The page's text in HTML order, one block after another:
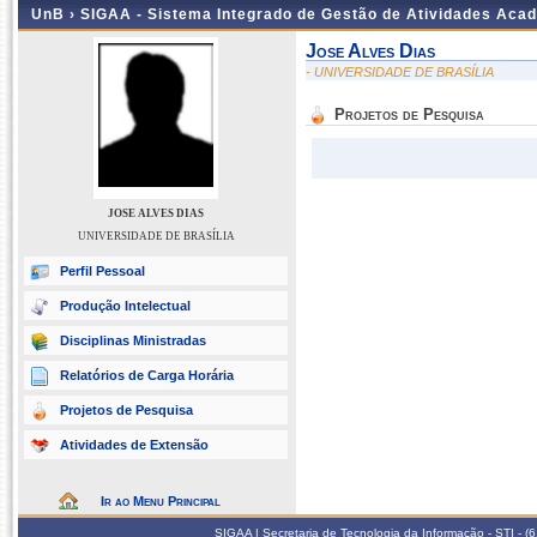
UnB › SIGAA - Sistema Integrado de Gestão de Atividades
JOSE ALVES DIAS
UNIVERSIDADE DE BRASÍLIA
Perfil Pessoal
Produção Intelectual
Disciplinas Ministradas
Relatórios de Carga Horária
Projetos de Pesquisa
Atividades de Extensão
Ir ao Menu Principal
Jose Alves Dias
- UNIVERSIDADE DE BRASÍLIA
Projetos de Pesquisa
SIGAA | Secretaria de Tecnologia da Informação - STI -